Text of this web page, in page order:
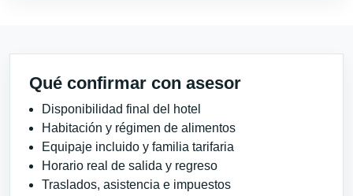
Qué confirmar con asesor
Disponibilidad final del hotel
Habitación y régimen de alimentos
Equipaje incluido y familia tarifaria
Horario real de salida y regreso
Traslados, asistencia e impuestos